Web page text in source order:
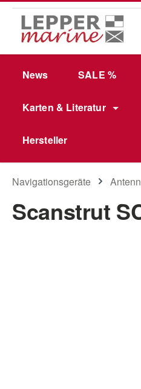
Hauptinhalt springen
Zur Suche springen
Zur Hauptnavigation
News SALE %
Karten & Literatur
Hersteller
Navigationsgeräte
Scanstrut